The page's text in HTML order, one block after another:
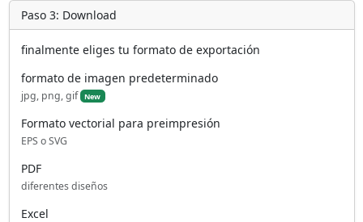
Paso 3: Download
finalmente eliges tu formato de exportación
formato de imagen predeterminado
jpg, png, gif New
Formato vectorial para preimpresión
EPS o SVG
PDF
diferentes diseños
Excel